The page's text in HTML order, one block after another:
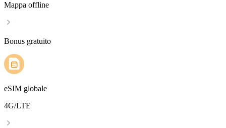
Mappa offline
Bonus gratuito
eSIM globale
4G/LTE